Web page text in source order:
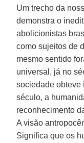
Um trecho da
demonstra o
abolicionistas
como sujeitos de
mesmo sentido
universal, já no
sociedade obteve
século, a
reconhecimento
A visão
Significa que os